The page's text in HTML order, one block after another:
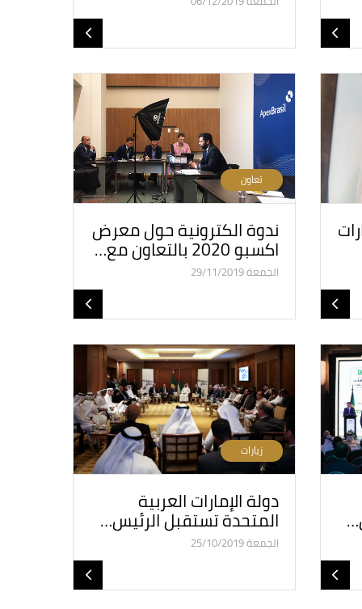
تعاون
ندوة الكترونية حول معرض
اكسبو 2020 بالتعاون مع…
الجمعة 29/11/2019
زيارات
دولة الإمارات العربية
المتحدة تستقبل الرئيس…
الجمعة 25/10/2019